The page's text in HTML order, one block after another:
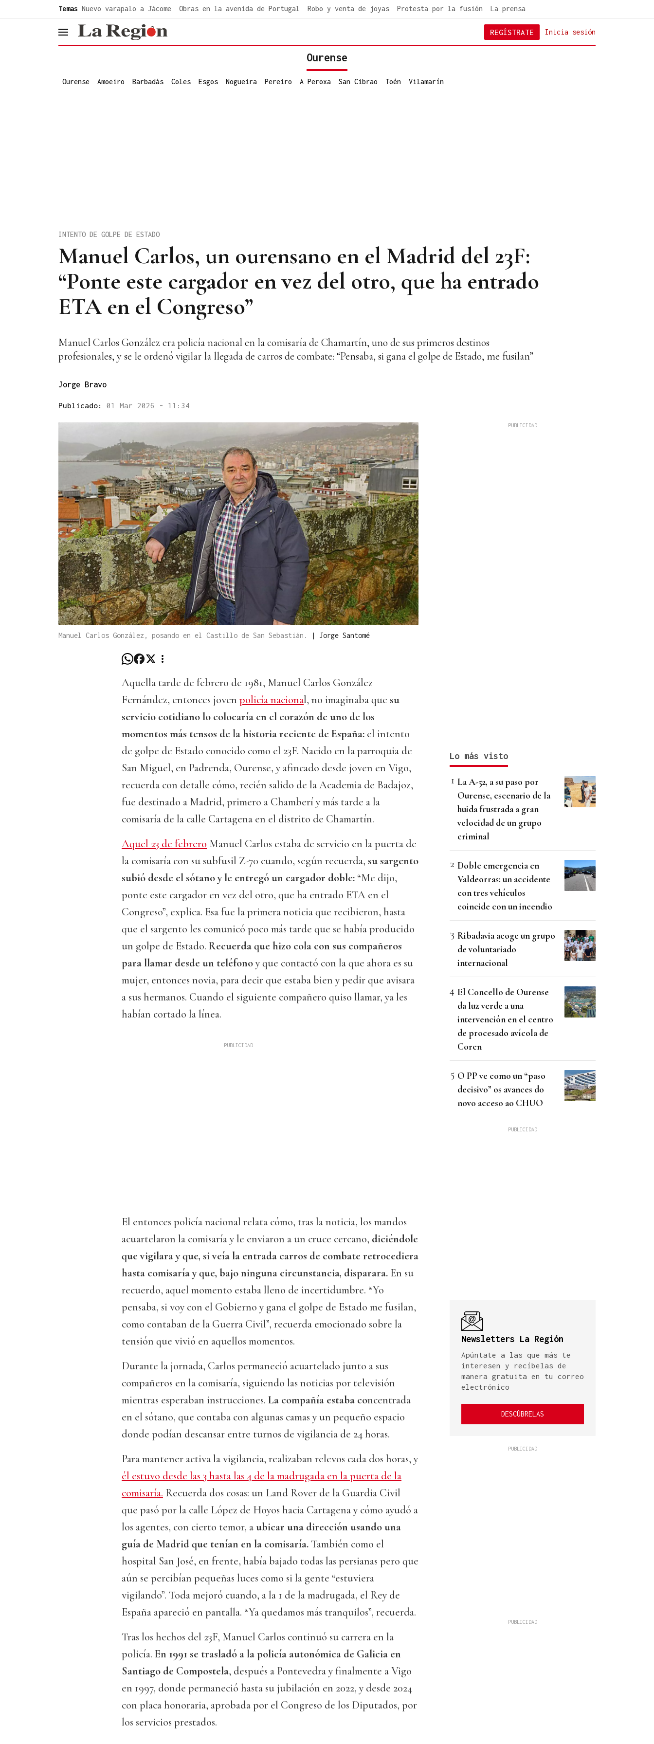
Temas Nuevo varapalo a Jácome Obras en la avenida de Portugal Robo y venta de joyas Protesta por la fusión La prensa
header.menu.open Inicia sesión
REGÍSTRATE
Ourense
Ourense Amoeiro Barbadás Coles Esgos Nogueira Pereiro A Peroxa San Cibrao Toén Vilamarín
Manuel Carlos, un ourensano en el Madrid del 23F:
“Ponte este cargador en vez del otro, que ha entrado
ETA en el Congreso”
INTENTO DE GOLPE DE ESTADO
Manuel Carlos González era policía nacional en la comisaría de Chamartín, uno de sus primeros destinos
profesionales, y se le ordenó vigilar la llegada de carros de combate: “Pensaba, si gana el golpe de Estado, me fusilan”
Jorge Bravo
Publicado: 01 Mar 2026 - 11:34
Manuel Carlos González, posando en el Castillo de San Sebastián. | Jorge Santomé
Aquella tarde de febrero de 1981, Manuel Carlos González
Fernández, entonces joven policía nacional, no imaginaba que su
servicio cotidiano lo colocaría en el corazón de uno de los
momentos más tensos de la historia reciente de España: el intento
de golpe de Estado conocido como el 23F. Nacido en la parroquia de
San Miguel, en Padrenda, Ourense, y afincado desde joven en Vigo,
recuerda con detalle cómo, recién salido de la Academia de Badajoz,
fue destinado a Madrid, primero a Chamberí y más tarde a la
comisaría de la calle Cartagena en el distrito de Chamartín.
Aquel 23 de febrero Manuel Carlos estaba de servicio en la puerta de
la comisaría con su subfusil Z-70 cuando, según recuerda, su sargento
subió desde el sótano y le entregó un cargador doble: “Me dijo,
ponte este cargador en vez del otro, que ha entrado ETA en el
Congreso”, explica. Esa fue la primera noticia que recibieron, hasta
que el sargento les comunicó poco más tarde que se había producido
un golpe de Estado. Recuerda que hizo cola con sus compañeros
para llamar desde un teléfonoy que contactó con la que ahora es su
mujer, entonces novia, para decir que estaba bien y pedir que avisara
a sus hermanos. Cuando el siguiente compañero quiso llamar, ya les
habían cortado la línea.
El entonces policía nacional relata cómo, tras la noticia, los mandos
acuartelaron la comisaría y le enviaron a un cruce cercano, diciéndole
que vigilara y que, si veía la entrada carros de combate retrocediera
hasta comisaría y que, bajo ninguna circunstancia, disparara. En su
recuerdo, aquel momento estaba lleno de incertidumbre. “Yo
pensaba, si voy con el Gobierno y gana el golpe de Estado me fusilan,
como contaban de la Guerra Civil”, recuerda emocionado sobre la
tensión que vivió en aquellos momentos.
Durante la jornada, Carlos permaneció acuartelado junto a sus
compañeros en la comisaría, siguiendo las noticias por televisión
mientras esperaban instrucciones. La compañía estaba concentrada
en el sótano, que contaba con algunas camas y un pequeño espacio
donde podían descansar entre turnos de vigilancia de 24 horas.
Para mantener activa la vigilancia, realizaban relevos cada dos horas, y
él estuvo desde las 3 hasta las 4 de la madrugada en la puerta de la
comisaría. Recuerda dos cosas: un Land Rover de la Guardia Civil
que pasó por la calle López de Hoyos hacia Cartagena y cómo ayudó a
los agentes, con cierto temor, aubicar una dirección usando una
guía de Madrid que tenían en la comisaría.También como el
hospital San José, en frente, había bajado todas las persianas pero que
aún se percibían pequeñas luces como si la gente “estuviera
vigilando”. Toda mejoró cuando, a la 1 de la madrugada, el Rey de
España apareció en pantalla. “Ya quedamos más tranquilos”, recuerda.
Tras los hechos del 23F, Manuel Carlos continuó su carrera en la
policía. En 1991 se trasladó a la policía autonómica de Galicia en
Santiago de Compostela, después a Pontevedra y finalmente a Vigo
en 1997, donde permaneció hasta su jubilación en 2022, y desde 2024
con placa honoraria, aprobada por el Congreso de los Diputados, por
los servicios prestados.
Lo más visto
La A-52, a su paso por
Ourense, escenario de la
huida frustrada a gran
velocidad de un grupo
criminal
Doble emergencia en
Valdeorras: un accidente
con tres vehículos
coincide con un incendio
Ribadavia acoge un grupo
de voluntariado
internacional
El Concello de Ourense
da luz verde a una
intervención en el centro
de procesado avícola de
Coren
O PP ve como un “paso
decisivo” os avances do
novo acceso ao CHUO
Newsletters La Región
Apúntate a las que más te
interesen y recíbelas de
manera gratuita en tu correo
electrónico
DESCÚBRELAS